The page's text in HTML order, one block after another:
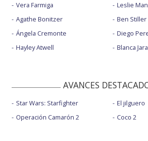
Vera Farmiga
Agathe Bonitzer
Ángela Cremonte
Hayley Atwell
Leslie
Ben Stiller
Diego
Blanca Jara
AVANCES
Star Wars: Starfighter
Operación Camarón 2
El jilguero
Coco 2